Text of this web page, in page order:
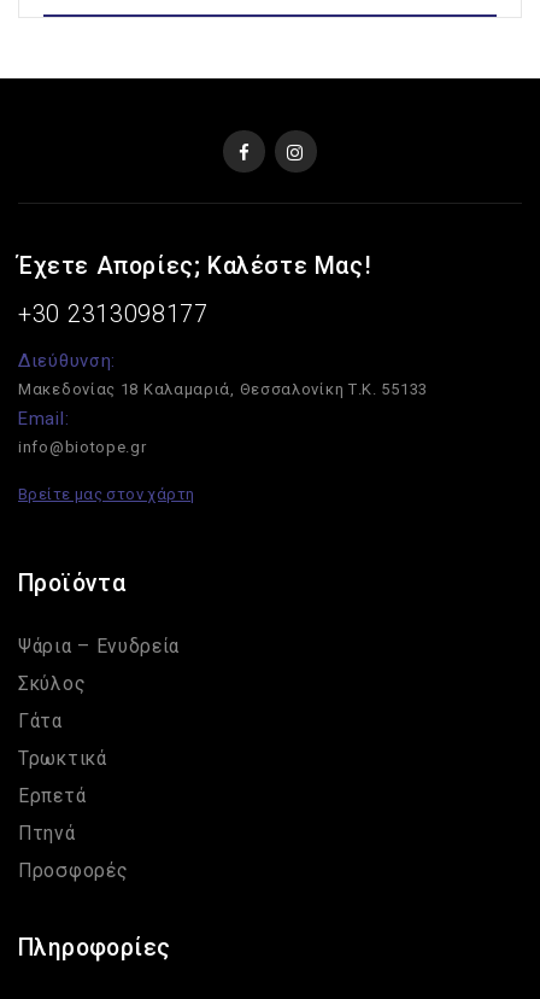
Έχετε Απορίες; Καλέστε Μας!
+30 2313098177
Διεύθυνση:
Μακεδονίας 18 Καλαμαριά, Θεσσαλονίκη Τ.Κ. 55133
Email:
info@biotope.gr
Βρείτε μας στον χάρτη
Προϊόντα
Ψάρια – Ενυδρεία
Σκύλος
Γάτα
Τρωκτικά
Ερπετά
Πτηνά
Προσφορές
Πληροφορίες